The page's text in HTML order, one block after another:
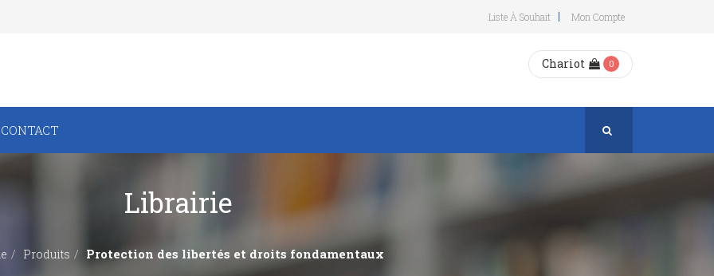
Liste À Souhait Mon Compte
Chariot 0
CONTACT
Librairie
Produits Protection des libertés et droits fondamentaux